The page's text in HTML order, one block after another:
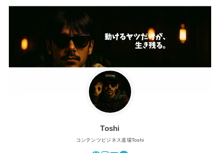
Toshi
コンテンツビジネス道場Toshi